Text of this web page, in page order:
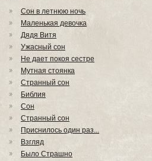
Сон в летнюю ночь
Маленькая девочка
Дядя Витя
Ужасный сон
Не дает покоя сестре
Мутная стоянка
Странный сон
Библия
Сон
Странный сон
Приснилось один раз...
Взгляд
Было Страшно